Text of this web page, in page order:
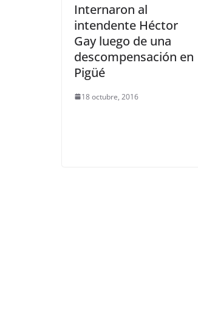
Internaron al
intendente Héctor
Gay luego de una
descompensación en
Pigüé
18 octubre, 2016